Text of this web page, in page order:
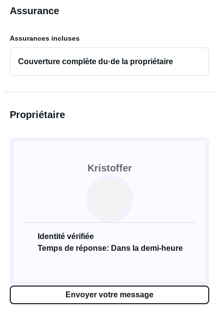
Assurance
Assurances incluses
Couverture complète du·de la propriétaire
Propriétaire
Kristoffer
Identité vérifiée
Temps de réponse: Dans la demi-heure
Envoyer votre message